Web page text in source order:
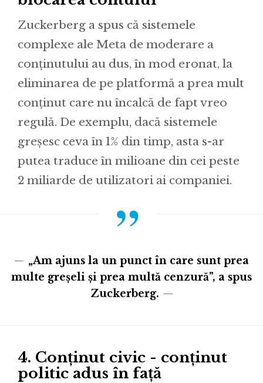
Zuckerberg a spus că sistemele
complexe ale Meta de moderare a
conținutului au dus, în mod eronat, la
eliminarea de pe platformă a prea mult
conținut care nu încalcă de fapt vreo
regulă. De exemplu, dacă sistemele
greșesc ceva în 1% din timp, asta s-ar
putea traduce în milioane din cei peste
2 miliarde de utilizatori ai companiei.
„Am ajuns la un punct în care sunt prea
multe greșeli și prea multă cenzură”, a spus
Zuckerberg.
4. Conținut civic - conținut
politic adus în față